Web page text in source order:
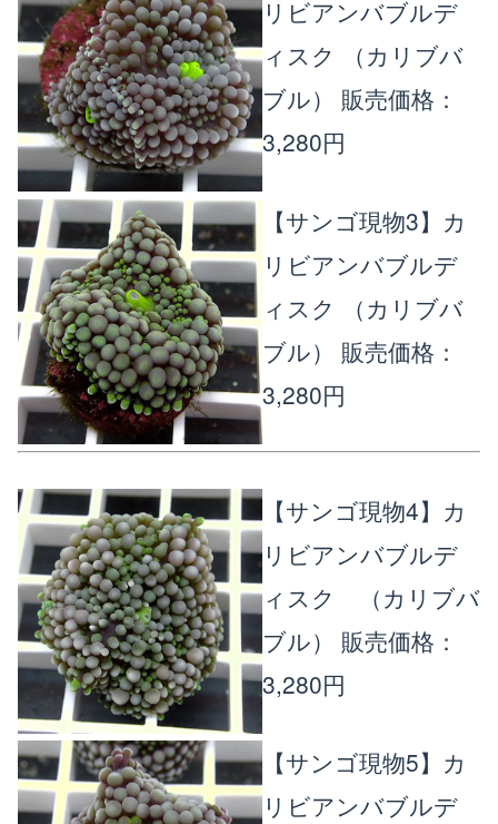
リビアンバブルデ
ィスク （カリブバ
ブル）
販売価格：
3,280円
【サンゴ現物3】カ
リビアンバブルデ
ィスク （カリブバ
ブル）
販売価格：
3,280円
【サンゴ現物4】カ
リビアンバブルデ
ィスク （カリブバ
ブル）
販売価格：
3,280円
【サンゴ現物5】カ
リビアンバブルデ